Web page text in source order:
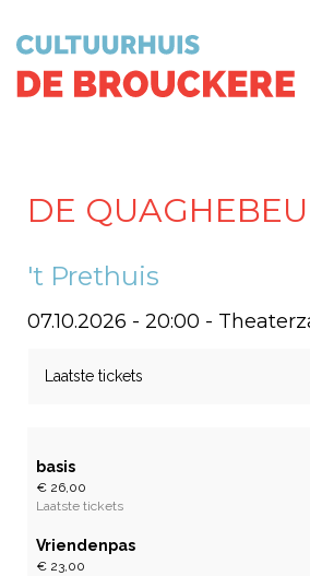
DE
't Prethuis
07.10.2026 - 20:00 -
Laatste tickets
basis
€ 26,00
Laatste tickets
Vriendenpas
€ 23,00